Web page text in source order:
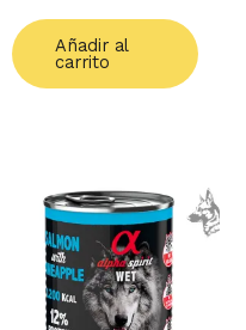
Añadir al
carrito